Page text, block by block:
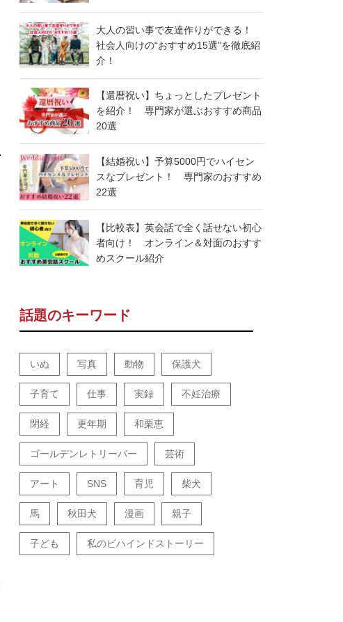
大人の習い事で友達作りができる！
社会人向けの“おすすめ15選”を徹底紹
介！
【還暦祝い】ちょっとしたプレゼント
を紹介！ 専門家が選ぶおすすめ商品
20選
【結婚祝い】予算5000円でハイセン
スなプレゼント！ 専門家のおすすめ
22選
【比較表】英会話で全く話せない初心
者向け！ オンライン＆対面のおすす
めスクール紹介
話題のキーワード
いぬ 写真 動物 保護犬
子育て 仕事 実録 不妊治療
閉経 更年期 和栗恵
ゴールデンレトリーバー 芸術
アート SNS 育児 柴犬
馬 秋田犬 漫画 親子
子ども 私のビハインドストーリー